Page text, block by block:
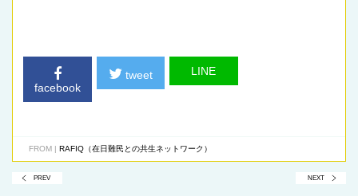
facebook
tweet LINE
FROM | RAFIQ（在日難民との共生ネットワーク）
PREV NEXT